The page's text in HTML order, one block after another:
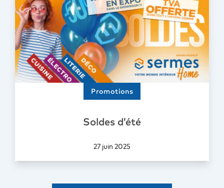
Promotions
Soldes d’été
27 juin 2025